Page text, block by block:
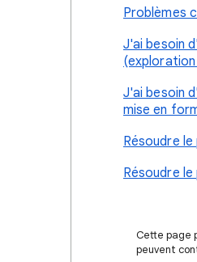
Problèmes
J'ai besoin
J'ai besoin
mise en
Résoudre
Résoudre
Cette page
peuvent